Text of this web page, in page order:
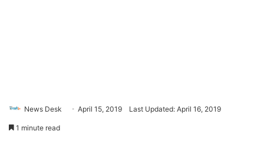
News Desk April 15, 2019 Last Updated: April 16, 2019
1 minute read